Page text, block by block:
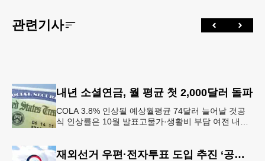
관련기사
내년 소셜연금, 월 평균 첫 2,000달러 돌파
COLA 3.8% 인상될 예상월평균 74달러 늘어날 것공
식 인상률은 10월 발표고물가·생활비 부담 여전 내년
재외선거 우편·전자투표 도입 추진 ‘공식화’